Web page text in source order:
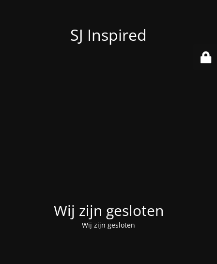
SJ Inspired
Wij zijn gesloten
Wij zijn gesloten